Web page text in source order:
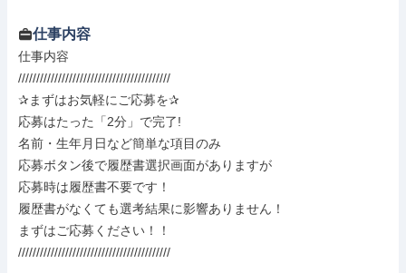
仕事内容
仕事内容
//////////////////////////////////////////
✰まずはお気軽にご応募を✰
応募はたった「2分」で完了!
名前・生年月日など簡単な項目のみ
応募ボタン後で履歴書選択画面がありますが
応募時は履歴書不要です！
履歴書がなくても選考結果に影響ありません！
まずはご応募ください！！
//////////////////////////////////////////